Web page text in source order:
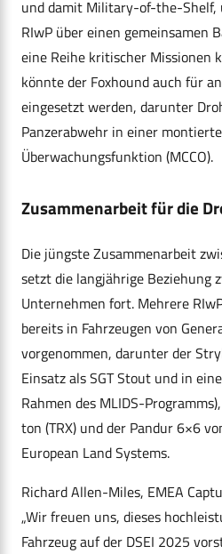
und damit Military-of-the-Shelf,
RIwP über einen gemeinsamen
eine Reihe kritischer Missionen
könnte der Foxhound auch für
eingesetzt werden, darunter
Panzerabwehr in einer
Überwachungsfunktion (MCCO).
Zusammenarbeit für die
Die jüngste Zusammenarbeit
setzt die langjährige Beziehung
Unternehmen fort. Mehrere
bereits in Fahrzeugen von
vorgenommen, darunter der
Einsatz als SGT Stout und in
Rahmen des MLIDS-
ton (TRX) und der Pandur 6×6
European Land Systems.
Richard Allen-Miles, EMEA
„Wir freuen uns, dieses
Fahrzeug auf der DSEI 2025